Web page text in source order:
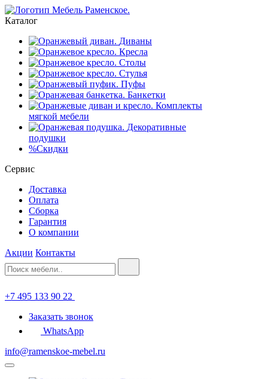
Каталог
Диваны
Кресла
Столы
Стулья
Пуфы
Банкетки
Комплекты
мягкой мебели
Декоративные
подушки
%Скидки
Сервис
Доставка
Оплата
Сборка
Гарантия
О компании
Акции Контакты
+7 495 133 90 22
Заказать звонок
WhatsApp
info@ramenskoe-mebel.ru